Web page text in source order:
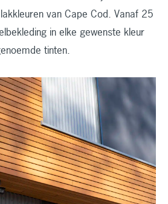
van Cape Cod. Vanaf 25
in elke gewenste kleur
tinten.